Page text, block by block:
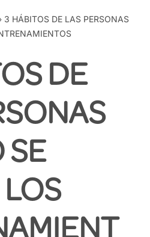
3 HÁBITOS DE LAS PERSONAS
DE
SE